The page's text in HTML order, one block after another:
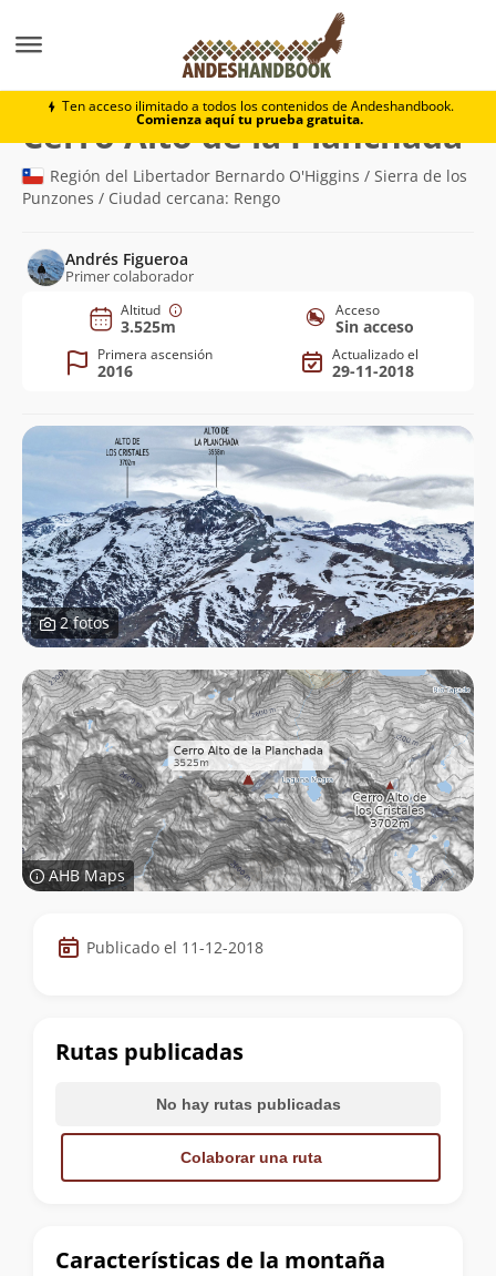
Ten acceso ilimitado a todos los contenidos de Andeshandbook.
Comienza aquí tu prueba gratuita.
Cerro Alto de la Planchada
Cerro Alto de la Planchada
Región del Libertador Bernardo O'Higgins / Sierra de los
Punzones / Ciudad cercana: Rengo
Andrés Figueroa
Primer colaborador
Altitud
3.525m
Acceso
Sin acceso
Primera ascensión
2016
Actualizado el
29-11-2018
2 fotos
AHB Maps
Datos
de
cumbre
Publicado el 11-12-2018
Características de la montaña
Rutas publicadas
No hay rutas publicadas
Colaborar una ruta